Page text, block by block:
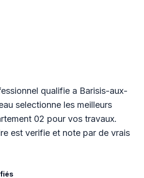
qualifie a Barisis-aux-
selectionne les meilleurs
02 pour vos travaux.
est verifie et note par de vrais